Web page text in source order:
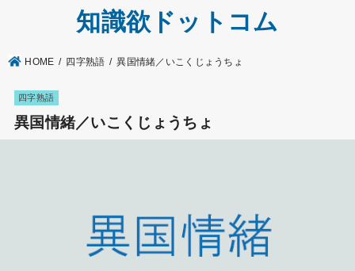
知識欲ドットコム
HOME 四字熟語 異国情緒／いこくじょうちょ
四字熟語
異国情緒／いこくじょうちょ